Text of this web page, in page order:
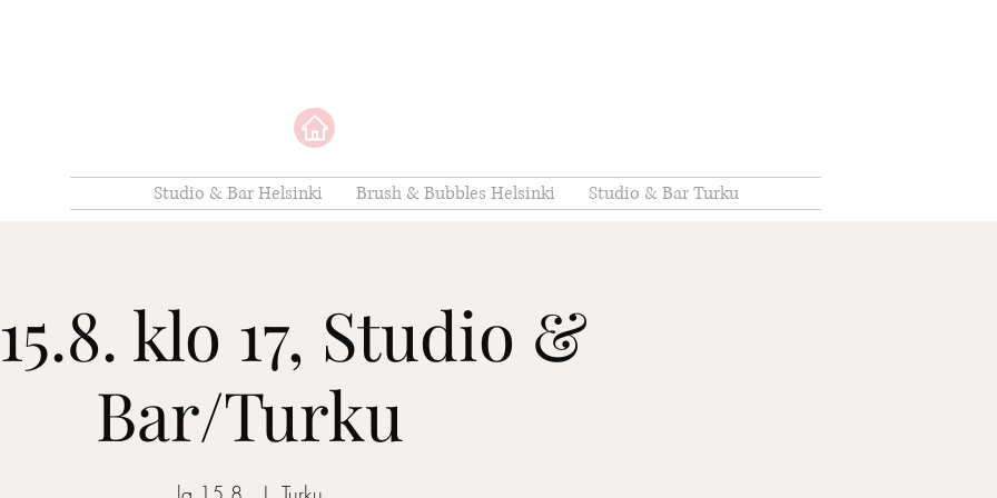
Studio & Bar Helsinki Brush & Bubbles Helsinki Studio & Bar Turku
klo 17, Studio &
Bar/Turku